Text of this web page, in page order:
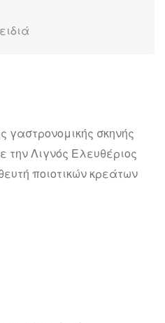
γαστρονομικής σκηνής
την Λιγνός Ελευθέριος
ποιοτικών κρεάτων
μας βρίσκεται στην
πλούτο που
παράδεισο.
μας περιλαμβάνει